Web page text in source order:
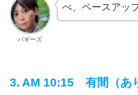
バギーズ
ぺ、ペースアッ
3. AM 10:15 有間（あ